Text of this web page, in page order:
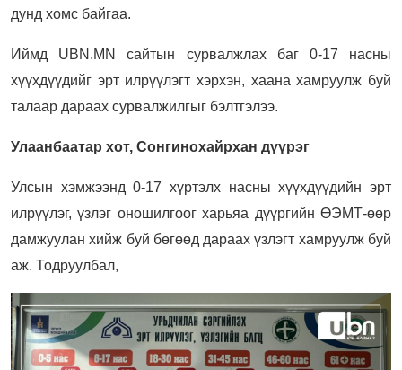
дунд хомс байгаа.
Иймд UBN.MN сайтын сурвалжлах баг 0-17 насны
хүүхдүүдийг эрт илрүүлэгт хэрхэн, хаана хамруулж буй
талаар дараах сурвалжилгыг бэлтгэлээ.
Улаанбаатар хот, Сонгинохайрхан дүүрэг
Улсын хэмжээнд 0-17 хүртэлх насны хүүхдүүдийн эрт
илрүүлэг, үзлэг оношилгоог харьяа дүүргийн ӨЭМТ-өөр
дамжуулан хийж буй бөгөөд дараах үзлэгт хамруулж буй
аж. Тодруулбал,